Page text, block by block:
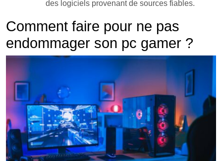
des logiciels provenantde sources fiables.
Comment faire pour ne pas
endommager son pc gamer ?